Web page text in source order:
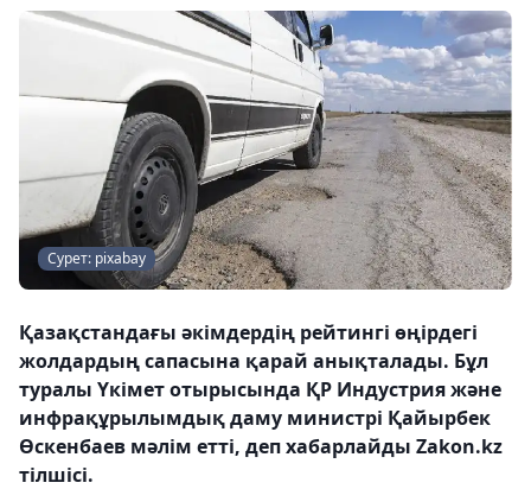
Сурет: pixabay
Қазақстандағы әкімдердің рейтингі өңірдегі
жолдардың сапасына қарай анықталады. Бұл
туралы Үкімет отырысында ҚР Индустрия және
инфрақұрылымдық даму министрі Қайырбек
Өскенбаев мәлім етті, деп хабарлайды Zakon.kz
тілшісі.